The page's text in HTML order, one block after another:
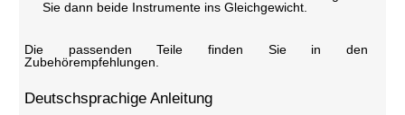
Sie dann beide Instrumente ins Gleichgewicht.
Die passenden Teile finden Sie in den
Zubehörempfehlungen.
Deutschsprachige Anleitung